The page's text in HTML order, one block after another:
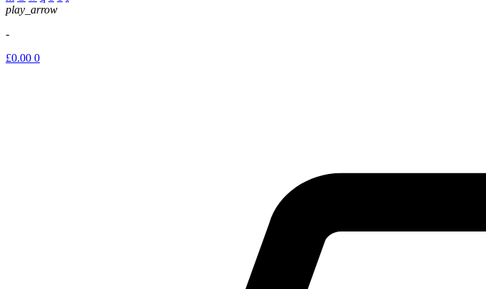
play_arrow
-
£0.00 0